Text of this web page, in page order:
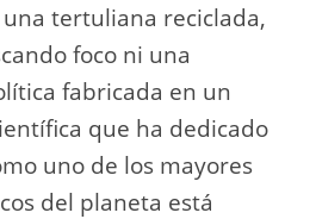
tertuliana reciclada,
foco ni una
fabricada en un
que ha dedicado
uno de los mayores
del planeta está